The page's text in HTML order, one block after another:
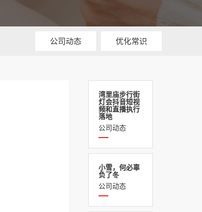
公司动态 优化常识
湾里庙步行街
灯会抖音短视
频和直播执行
落地
公司动态
小雪，何必辜
负了冬
公司动态